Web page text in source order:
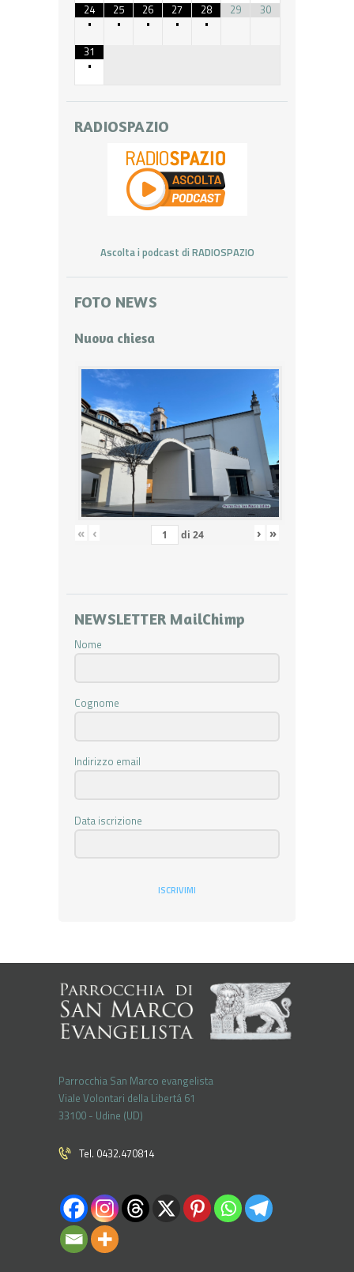
24
•
25
•
26
•
27
•
28
•
29 30
31
•
RADIOSPAZIO
Ascolta i podcast di RADIOSPAZIO
FOTO NEWS
Nuova chiesa
« ‹ di 24 › »
NEWSLETTER MailChimp
Nome
Cognome
Indirizzo email
Data iscrizione
ISCRIVIMI
Parrocchia San Marco evangelista
Viale Volontari della Libertá 61
33100 - Udine (UD)
Tel. 0432.470814